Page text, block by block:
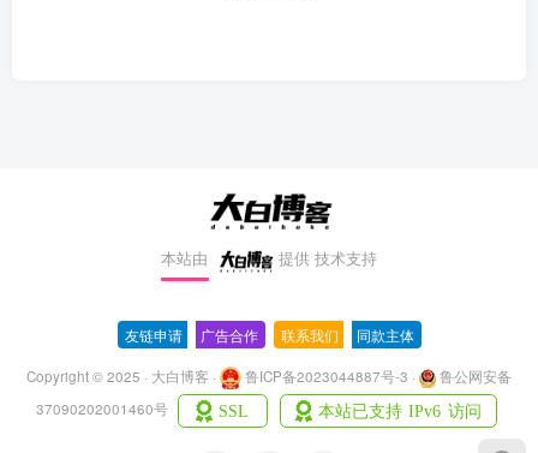
本站由 提供 技术支持
友链申请 广告合作 联系我们 同款主体
Copyright © 2025 · 大白博客 · 鲁ICP备2023044887号-3 ·
鲁公网安备
37090202001460号